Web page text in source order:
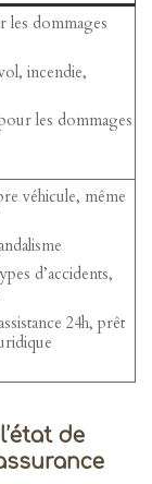
les dommages
incendie,
les dommages
véhicule, même
d’accidents,
24h, prêt
de